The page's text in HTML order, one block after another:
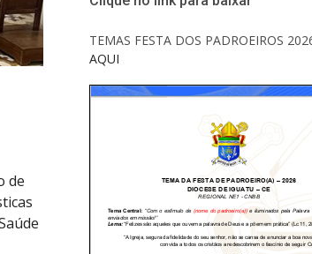
de
TEMAS FESTA DOS PADROEIROS
AQUI